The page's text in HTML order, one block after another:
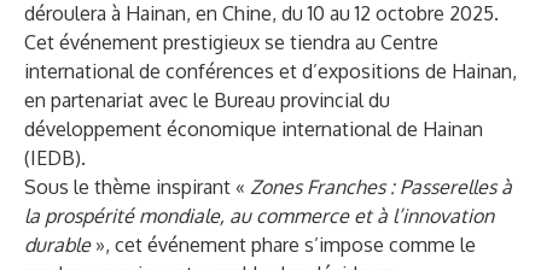
déroulera à Hainan, en Chine, du 10 au 12 octobre 2025.
Cet événement prestigieux se tiendra au Centre
international de conférences et d’expositions de Hainan,
en partenariat avec le Bureau provincial du
développement économique international de Hainan
(IEDB).
Sous le thème inspirant « Zones Franches : Passerelles à
la prospérité mondiale, au commerce et à l’innovation
durable», cet événement phare s’impose comme le